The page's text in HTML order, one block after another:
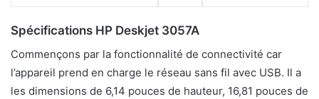
Spécifications HP Deskjet 3057A
Commençons par la fonctionnalité de connectivité car
l’appareil prend en charge le réseau sans fil avec USB. Il a
les dimensions de 6,14 pouces de hauteur, 16,81 pouces de